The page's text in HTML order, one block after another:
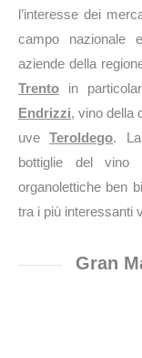
l’interesse dei
campo nazionale
aziende della
Trento in
Endrizzi, vino della
uveTeroldego.
bottiglie del vino
organolettiche ben
tra i più interessanti
Gran